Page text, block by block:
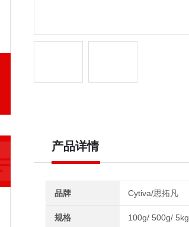
产品详情
品牌 Cytiva/思拓凡
规格 100g/ 500g/ 5kg